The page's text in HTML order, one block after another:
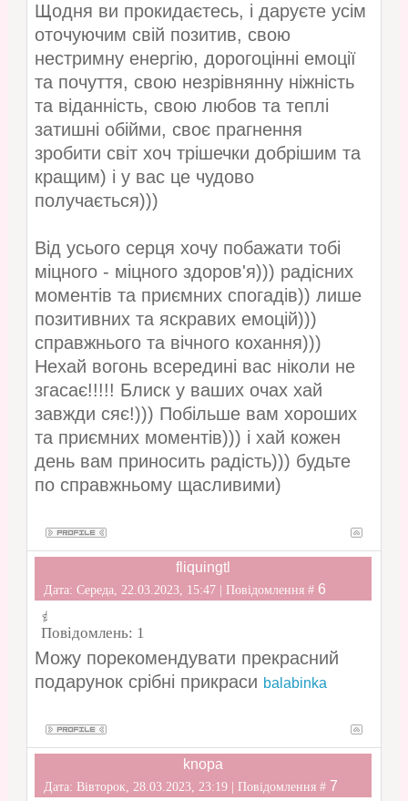
Щодня ви прокидаєтесь, і даруєте усім
оточуючим свій позитив, свою
нестримну енергію, дорогоцінні емоції
та почуття, свою незрівнянну ніжність
та віданність, свою любов та теплі
затишні обійми, своє прагнення
зробити світ хоч трішечки добрішим та
кращим) і у вас це чудово
получається)))
Від усього серця хочу побажати тобі
міцного - міцного здоров'я))) радісних
моментів та приємних спогадів)) лише
позитивних та яскравих емоцій)))
справжнього та вічного кохання)))
Нехай вогонь всередині вас ніколи не
згасає!!!!! Блиск у ваших очах хай
завжди сяє!))) Побільше вам хороших
та приємних моментів))) і хай кожен
день вам приносить радість))) будьте
по справжньому щасливими)
fliquingtl
Дата: Середа, 22.03.2023, 15:47 | Повідомлення # 6
Повідомлень: 1
Можу порекомендувати прекрасний
подарунок срібні прикраси balabinka
knopa
Дата: Вівторок, 28.03.2023, 23:19 | Повідомлення # 7